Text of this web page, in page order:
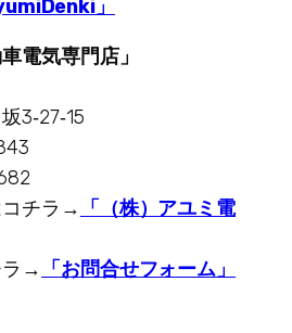
」
電気専門店」
3‐27‐15
コチラ→ 「（株）アユミ電
ラ→ 「お問合せフォーム」